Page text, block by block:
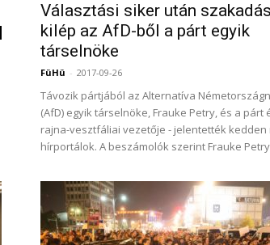
Választási siker után
kilép az AfD-ből a párt egyik
társelnöke
FüHü - 2017-09-26
Távozik pártjából az Alternatíva
(AfD) egyik társelnöke, Frauke Petry, és a párt
rajna-vesztfáliai vezetője - jelentették kedden
hírportálok. A beszámolók szerint Frauke